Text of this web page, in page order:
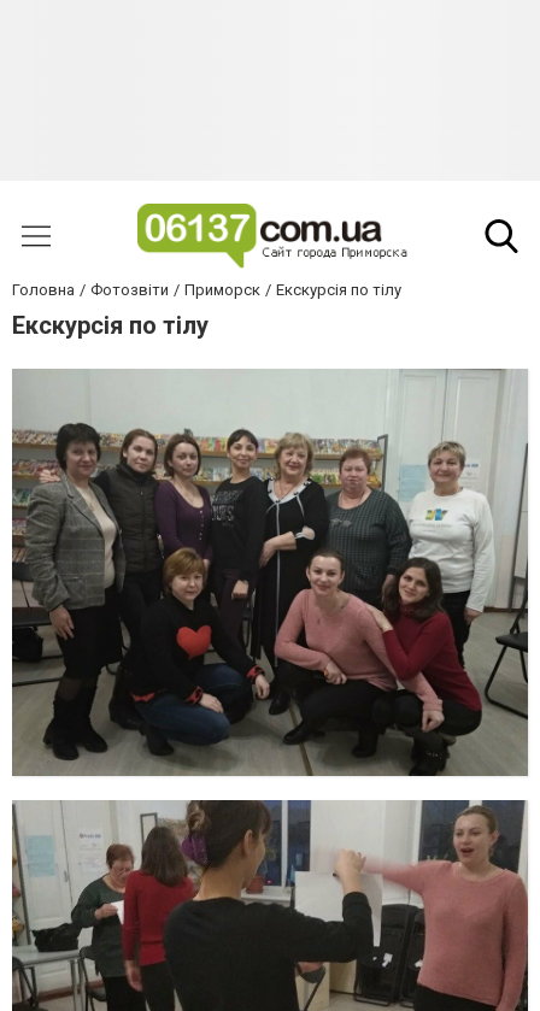
Головна Фотозвіти Приморск Екскурсія по тілу
Екскурсія по тілу